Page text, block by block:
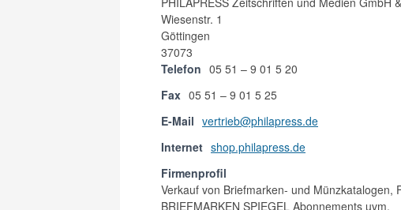
Wiesenstr. 1
Göttingen
37073
Telefon 05 51 – 9 01 5 20
Fax 05 51 – 9 01 5 25
E-Mail vertrieb@philapress.de
Internet shop.philapress.de
Firmenprofil
Verkauf von Briefmarken- und Münzkatalogen,
BRIEFMARKEN SPIEGEL Abonnements uvm.